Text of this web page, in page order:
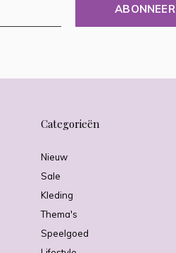
ABONNEER
Categorieën
Nieuw
Sale
Kleding
Thema's
Speelgoed